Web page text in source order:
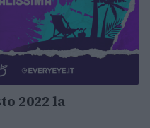
2022 la